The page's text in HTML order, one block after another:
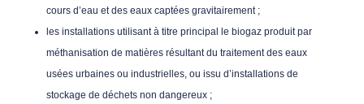
cours d’eau et des eaux captées gravitairement ;
les installations utilisant à titre principal le biogaz produit par
méthanisation de matières résultant du traitement des eaux
usées urbaines ou industrielles, ou issu d’installations de
stockage de déchets non dangereux ;